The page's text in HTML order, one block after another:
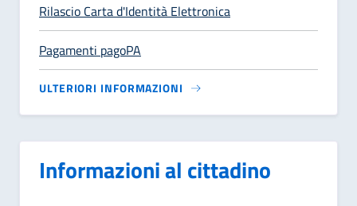
Rilascio Carta d'Identità Elettronica
Pagamenti pagoPA
ULTERIORI INFORMAZIONI
Informazioni al cittadino